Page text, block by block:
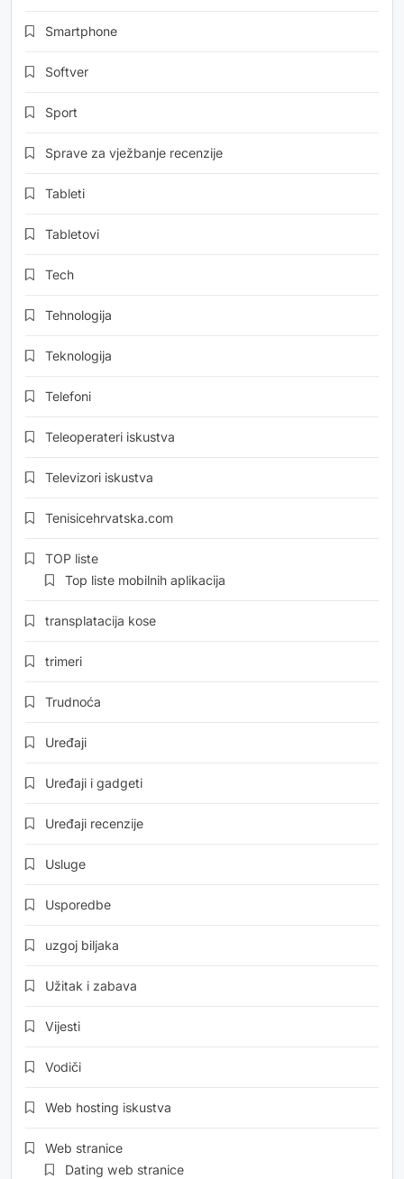
Smartphone
Softver
Sport
Sprave za vježbanje recenzije
Tableti
Tabletovi
Tech
Tehnologija
Teknologija
Telefoni
Teleoperateri iskustva
Televizori iskustva
Tenisicehrvatska.com
TOP liste
Top liste mobilnih aplikacija
transplatacija kose
trimeri
Trudnoća
Uređaji
Uređaji i gadgeti
Uređaji recenzije
Usluge
Usporedbe
uzgoj biljaka
Užitak i zabava
Vijesti
Vodiči
Web hosting iskustva
Web stranice
Dating web stranice